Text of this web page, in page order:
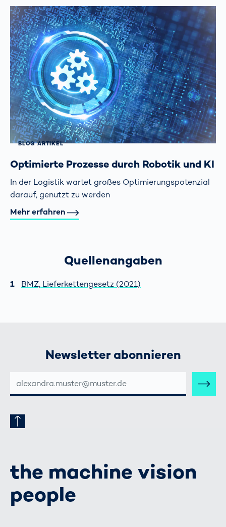
BLOG ARTIKEL
Optimierte Prozesse durch Robotik und KI
In der Logistik wartet großes Optimierungs­potenzial
darauf, genutzt zu werden
Mehr erfahren
Quellenangaben
BMZ, Lieferkettengesetz (2021)
Newsletter abonnieren
MAIL-
ADRESSE
the machine vision
people